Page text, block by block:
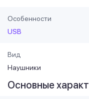
Особенности
USB
Вид
Наушники
Основные